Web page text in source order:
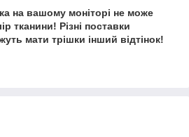
на вашому моніторі не може
тканини! Різні поставки
мати трішки інший відтінок!